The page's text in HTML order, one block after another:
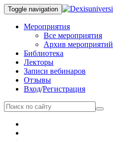
Toggle navigation
Мероприятия
Все мероприятия
Архив мероприятий
Библиотека
Лекторы
Записи вебинаров
Отзывы
Вход/Регистрация